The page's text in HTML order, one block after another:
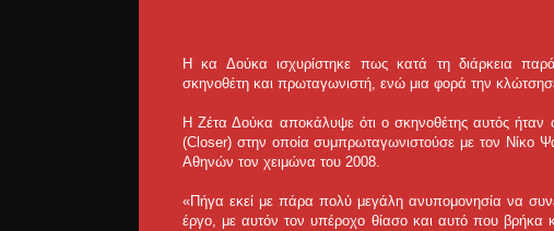
Η κα Δούκα ισχυρίστηκε πως κατά τη διάρκεια
σκηνοθέτη και πρωταγωνιστή, ενώ μια φορά την
Η Ζέτα Δούκα αποκάλυψε ότι ο σκηνοθέτης αυτός
(Closer) στην οποία συμπρωταγωνιστούσε με τον Νίκο
Αθηνών τον χειμώνα του 2008.
«Πήγα εκεί με πάρα πολύ μεγάλη ανυπομονησία να
έργο, με αυτόν τον υπέροχο θίασο και αυτό που βρήκα